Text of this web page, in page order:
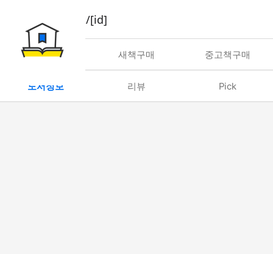
book/rent/[id]
대여 새책구매 중고책구매
도서정보 리뷰 Pick